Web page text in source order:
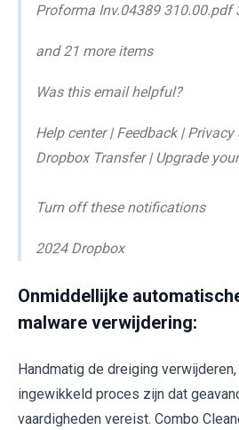
Proforma Inv.04389 310.00.pdf
and 21 more items
Was this email helpful?
Help center | Feedback |
Dropbox Transfer | Upgrade
Turn off these notifications
2024 Dropbox
Onmiddellijke
malware verwijdering:
Handmatig de dreiging
ingewikkeld proces zijn dat
vaardigheden vereist. Combo